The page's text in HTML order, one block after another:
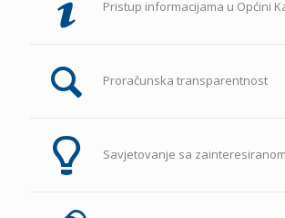
Pristup informacijama u Općini
Proračunska transparentnost
Savjetovanje sa